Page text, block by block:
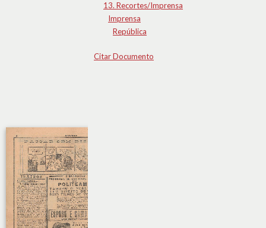
13. Recortes/Imprensa
Imprensa
República
Citar Documento